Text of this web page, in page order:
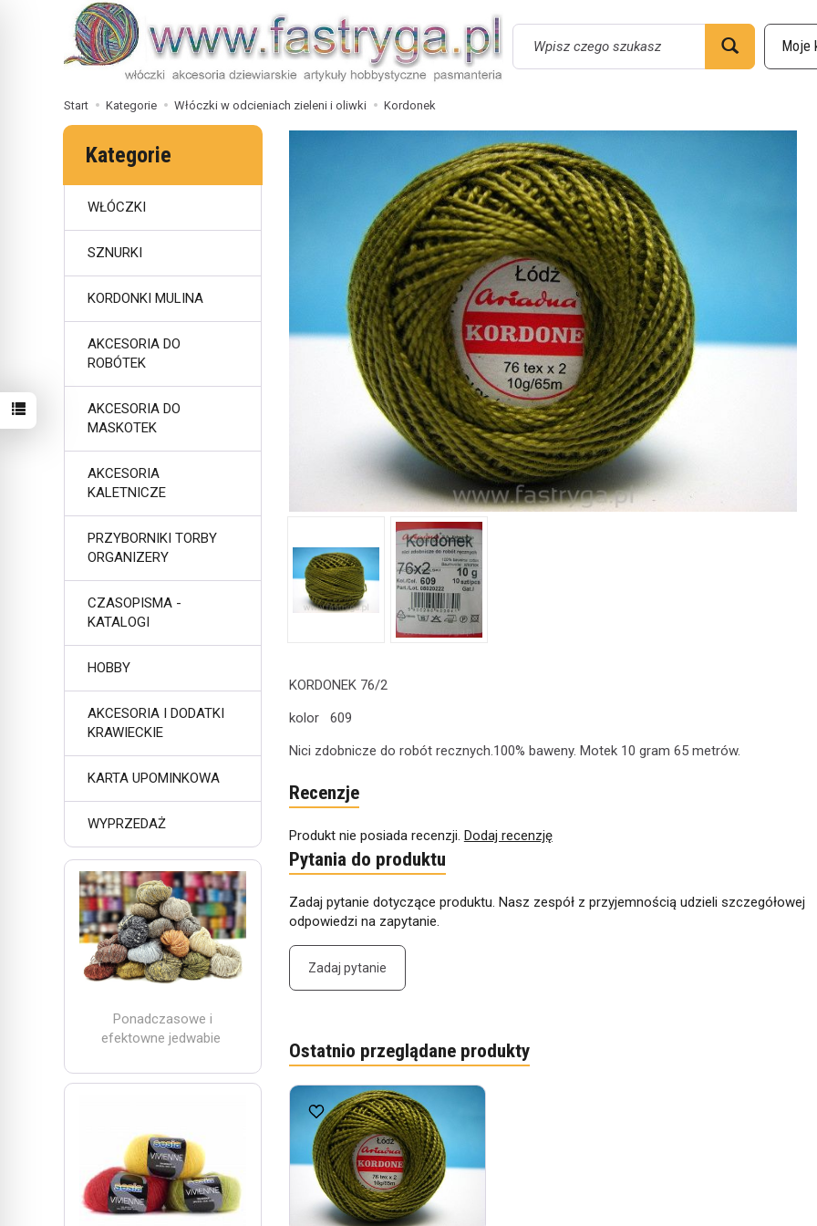
Wyszukaj
Start Kategorie Włóczki w odcieniach zieleni i oliwki Kordonek
KORDONEK 76/2
kolor 609
Nici zdobnicze do robót recznych.100% baweny. Motek 10 gram 65 metrów.
Recenzje
Produkt nie posiada recenzji. Dodaj recenzję
Pytania do produktu
Zadaj pytanie dotyczące produktu. Nasz zespół z przyjemnością udzieli szczegółowej
odpowiedzi na zapytanie.
Zadaj pytanie
Ostatnio przeglądane produkty
Kategorie
WŁÓCZKI
SZNURKI
KORDONKI MULINA
AKCESORIA DO
ROBÓTEK
AKCESORIA DO
MASKOTEK
AKCESORIA
KALETNICZE
PRZYBORNIKI TORBY
ORGANIZERY
CZASOPISMA -
KATALOGI
HOBBY
AKCESORIA I DODATKI
KRAWIECKIE
KARTA UPOMINKOWA
WYPRZEDAŻ
Ponadczasowe i
efektowne jedwabie